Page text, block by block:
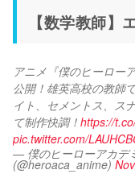
【数学教師】
アニメ『僕のヒーロー
公開！雄英高校の教師
イト、セメントス、ス
て制作快調！ https://
pic.twitter.com/
— 僕のヒーローアカデ
(@heroaca_anime)